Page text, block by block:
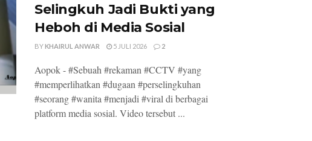
Selingkuh Jadi Bukti yang
Heboh di Media Sosial
BYKHAIRUL ANWAR 5 JULI 2026 2
Aopok - #Sebuah #rekaman #CCTV #yang
#memperlihatkan #dugaan #perselingkuhan
#seorang #wanita #menjadi #viral di berbagai
platform media sosial. Video tersebut ...